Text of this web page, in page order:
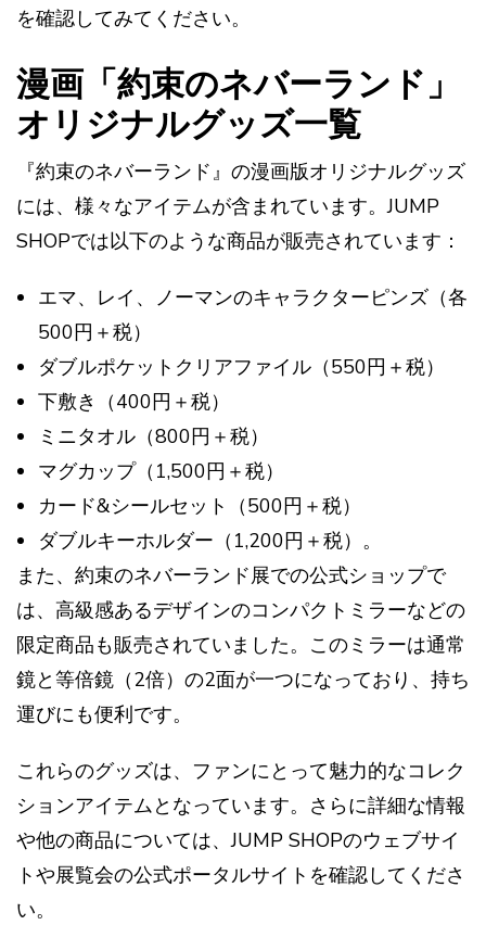
を確認してみてください。
漫画「約束のネバーランド」
オリジナルグッズ一覧
『約束のネバーランド』の漫画版オリジナルグッズ
には、様々なアイテムが含まれています。JUMP
SHOPでは以下のような商品が販売されています：
エマ、レイ、ノーマンのキャラクターピンズ（各
500円＋税）
ダブルポケットクリアファイル（550円＋税）
下敷き（400円＋税）
ミニタオル（800円＋税）
マグカップ（1,500円＋税）
カード&シールセット（500円＋税）
ダブルキーホルダー（1,200円＋税）​​。
また、約束のネバーランド展での公式ショップで
は、高級感あるデザインのコンパクトミラーなどの
限定商品も販売されていました。このミラーは通常
鏡と等倍鏡（2倍）の2面が一つになっており、持ち
運びにも便利です​​。
これらのグッズは、ファンにとって魅力的なコレク
ションアイテムとなっています。さらに詳細な情報
や他の商品については、JUMP SHOPのウェブサイ
トや展覧会の公式ポータルサイトを確認してくださ
い。